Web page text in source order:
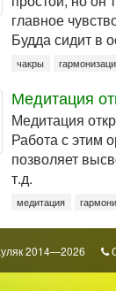
главное
Будда сидит в
чакры
Медитация
Медитация
Работа с этим
позволяет
т.д.
медитация
2014—2026